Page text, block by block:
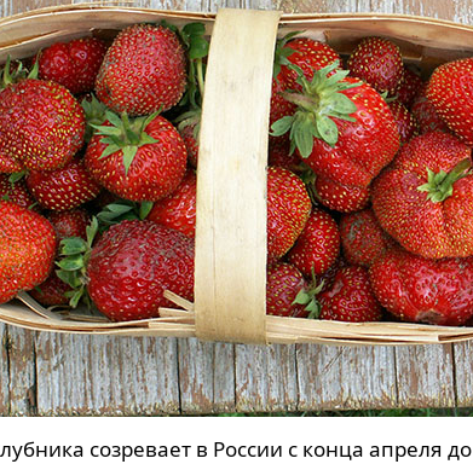
созревает в России с конца апреля